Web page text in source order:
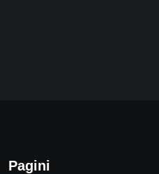
Pagini